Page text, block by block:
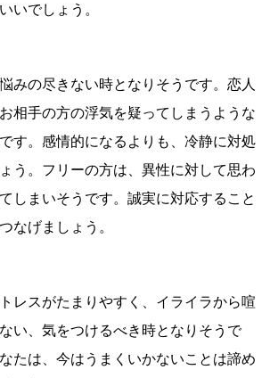
いでしょう。
みの尽きない時となりそうです。恋人
相手の方の浮気を疑ってしまうような
す。感情的になるよりも、冷静に対処
う。フリーの方は、異性に対して思わ
しまいそうです。誠実に対応すること
なげましょう。
レスがたまりやすく、イライラから喧
い、気をつけるべき時となりそうで
たは、今はうまくいかないことは諦め